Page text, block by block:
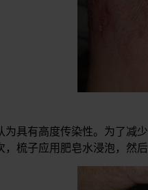
具有高度传染性。为了减
梳子应用肥皂水浸泡，然后